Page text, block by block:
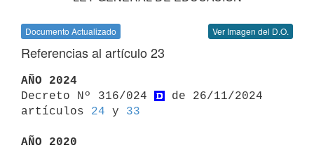
Documento Actualizado Ver Imagen del D.O.
Referencias al artículo 23
AÑO 2024
Decreto Nº 316/024
de 26/11/2024
artículos 24 y 33
AÑO 2020